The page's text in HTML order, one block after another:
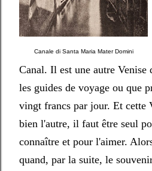
Canale di Santa Maria Mater Domini
Canal. Il est une autre Venise
les guides de voyage ou que
vingt francs par jour. Et cette
bien l'autre, il faut être seul
connaître et pour l'aimer.
quand, par la suite, le